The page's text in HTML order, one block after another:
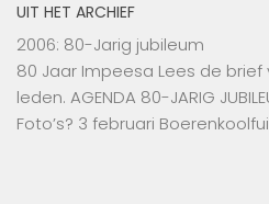
UIT HET ARCHIEF
2006: 80-Jarig jubileum
80 Jaar Impeesa Lees de
leden. AGENDA 80-JARIG
Foto’s? 3 februari